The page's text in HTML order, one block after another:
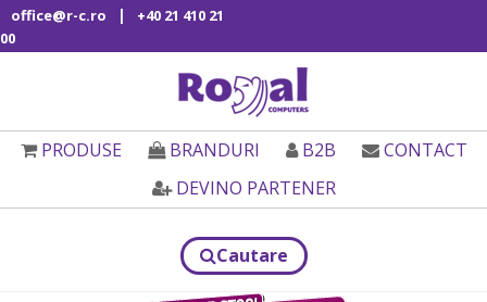
office@r-c.ro |
+40 21 410 21
00
PRODUSE BRANDURI B2B
CONTACT
DEVINO PARTENER
Cautare